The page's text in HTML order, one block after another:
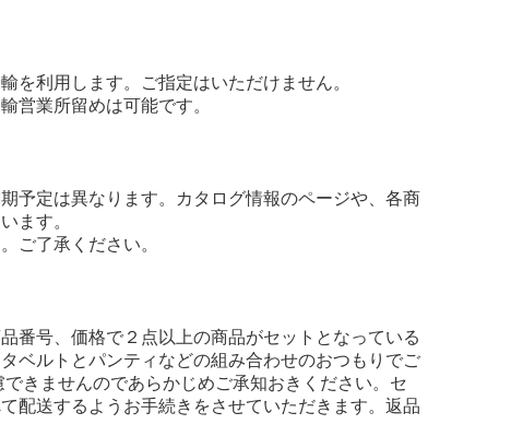
を利用します。ご指定はいただけません。
営業所留めは可能です。
予定は異なります。カタログ情報のページや、各商
ます。
ご了承ください。
番号、価格で２点以上の商品がセットとなっている
ベルトとパンティなどの組み合わせのおつもりでご
きませんのであらかじめご承知おきください。セ
配送するようお手続きをさせていただきます。返品